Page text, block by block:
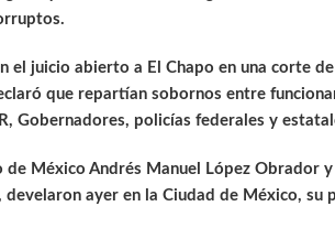
el juicio abierto a El Chapo en una corte
que repartían sobornos entre
Gobernadores, policías federales y
de México Andrés Manuel López Obrador
develaron ayer en la Ciudad de México, su